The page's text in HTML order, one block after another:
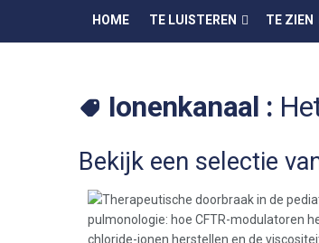
HOME TE LUISTEREN TE ZIEN
Ionenkanaal :
Bekijk een selectie